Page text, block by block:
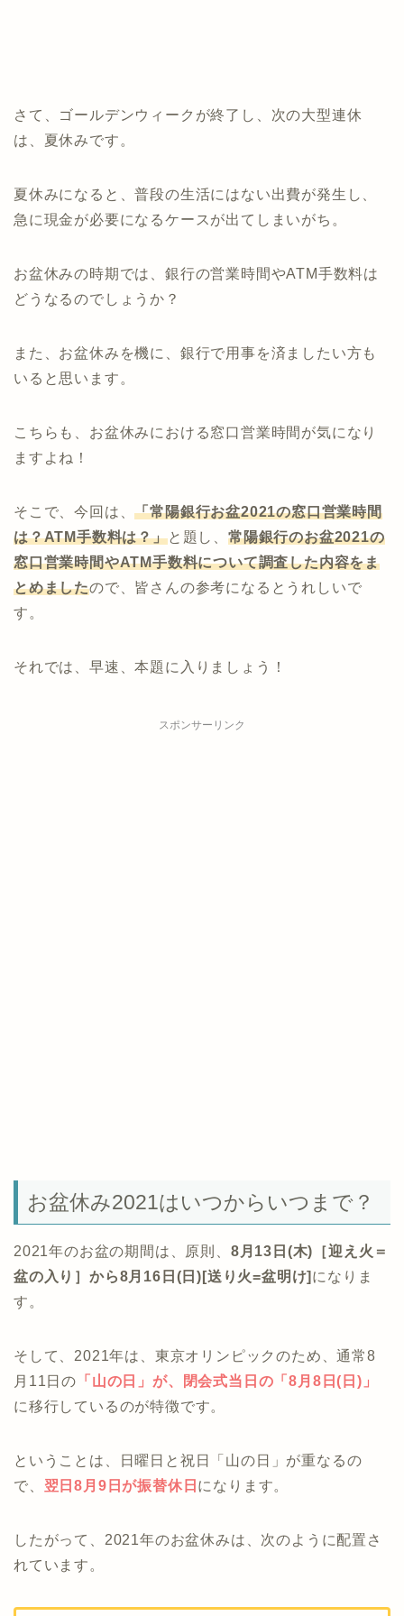
さて、ゴールデンウィークが終了し、次の大型連休
は、夏休みです。
夏休みになると、普段の生活にはない出費が発生し、
急に現金が必要になるケースが出てしまいがち。
お盆休みの時期では、銀行の営業時間やATM手数料は
どうなるのでしょうか？
また、お盆休みを機に、銀行で用事を済ましたい方も
いると思います。
こちらも、お盆休みにおける窓口営業時間が気になり
ますよね！
そこで、今回は、「常陽銀行お盆2021の窓口営業時間
は？ATM手数料は？」と題し、常陽銀行のお盆2021の
窓口営業時間やATM手数料について調査した内容をま
とめましたので、皆さんの参考になるとうれしいで
す。
それでは、早速、本題に入りましょう！
スポンサーリンク
お盆休み2021はいつからいつまで？
2021年のお盆の期間は、原則、 8月13日(木)［迎え火＝
盆の入り］から8月16日(日)[送り火=盆明け] になりま
す。
そして、2021年は、東京オリンピックのため、通常8
月11日の 「 山の日」が、閉会式当日の 「8月8日(日)」
に移行しているのが特徴です。
ということは、日曜日と祝日「山の日」が重なるの
で、 翌日8月9日が振替休日 になります。
したがって、2021年のお盆休みは、次のように配置さ
れています。